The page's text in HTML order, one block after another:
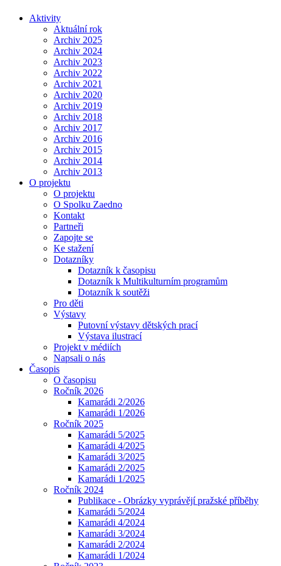
Aktivity
Aktuální rok
Archiv 2025
Archiv 2024
Archiv 2023
Archiv 2022
Archiv 2021
Archiv 2020
Archiv 2019
Archiv 2018
Archiv 2017
Archiv 2016
Archiv 2015
Archiv 2014
Archiv 2013
O projektu
O projektu
O Spolku Zaedno
Kontakt
Partneři
Zapojte se
Ke stažení
Dotazníky
Dotazník k časopisu
Dotazník k Multikulturním programům
Dotazník k soutěži
Pro děti
Výstavy
Putovní výstavy dětských prací
Výstava ilustrací
Projekt v médiích
Napsali o nás
Časopis
O časopisu
Ročník 2026
Kamarádi 2/2026
Kamarádi 1/2026
Ročník 2025
Kamarádi 5/2025
Kamarádi 4/2025
Kamarádi 3/2025
Kamarádi 2/2025
Kamarádi 1/2025
Ročník 2024
Publikace - Obrázky vyprávějí pražské příběhy
Kamarádi 5/2024
Kamarádi 4/2024
Kamarádi 3/2024
Kamarádi 2/2024
Kamarádi 1/2024